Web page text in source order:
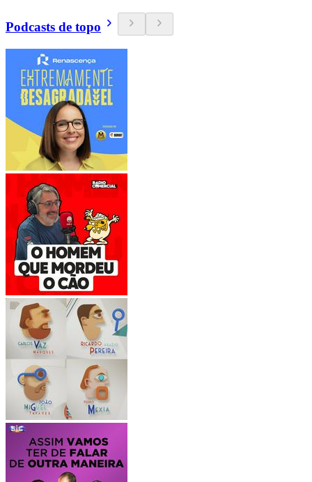
Podcasts de topo